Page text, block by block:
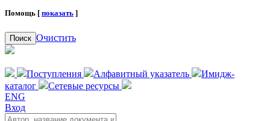
Помощь [ показать ]
Поиск Очистить
Поступления Алфавитный указатель
Имидж-
каталог
Сетевые ресурсы
ENG
Вход